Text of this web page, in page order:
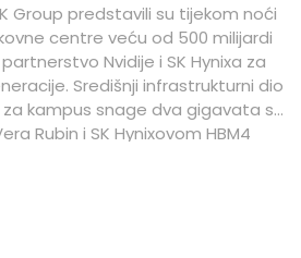
Group predstavili su tijekom noći
centre veću od 500 milijardi
Nvidije i SK Hynixa za
Središnji infrastrukturni dio
kampus snage dva gigavata s
Rubin i SK Hynixovom HBM4